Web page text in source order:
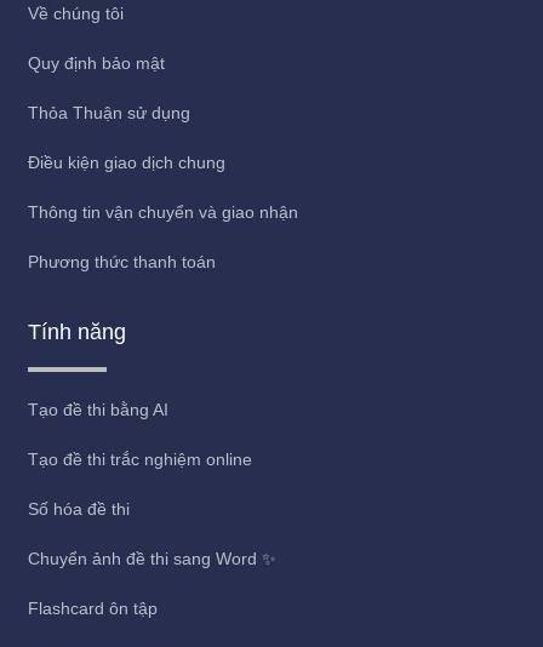
Về chúng tôi
Quy định bảo mật
Thỏa Thuận sử dụng
Điều kiện giao dịch chung
Thông tin vận chuyển và giao nhận
Phương thức thanh toán
Tính năng
Tạo đề thi bằng AI
Tạo đề thi trắc nghiệm online
Số hóa đề thi
Chuyển ảnh đề thi sang Word ✨
Flashcard ôn tập